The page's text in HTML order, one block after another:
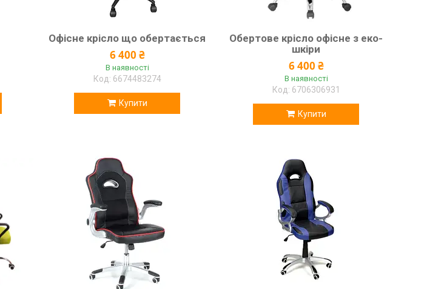
Офісне крісло що обертається
6 400 ₴
В наявності
6674483274
Купити
Обертове крісло офісне з еко-
шкіри
6 400 ₴
В наявності
6706306931
Купити